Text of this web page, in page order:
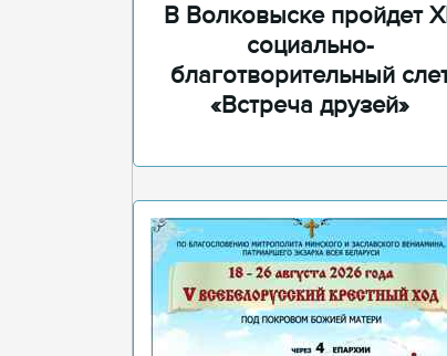
В Волковыске пройдет
социально-
благотворительный
«Встреча друзей»